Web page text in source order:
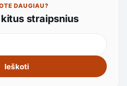
DAUGIAU?
straipsnius
Ieškoti